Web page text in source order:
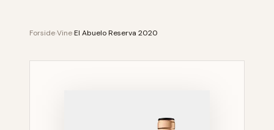
ForsideVineEl Abuelo Reserva 2020